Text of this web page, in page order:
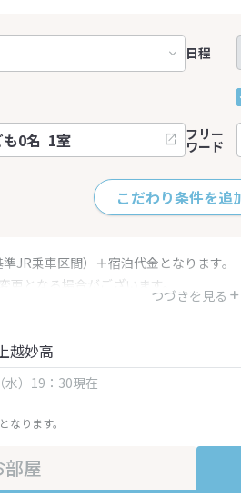
日程
フリー
ワード
こだわり条件を追
つづきを見る
JR乗車区間）＋宿泊代金となります。
となる場合がございます。
ラン内容は一定時間ごとに更新されま
越妙高
）19：30現在
ります。
部屋